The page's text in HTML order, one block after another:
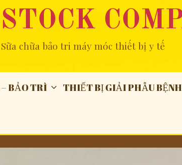
chữa bảo tri máy móc thiết bị y tế
BẢO TRÌ THIẾT BỊ GIẢI PHẪU BỆNH